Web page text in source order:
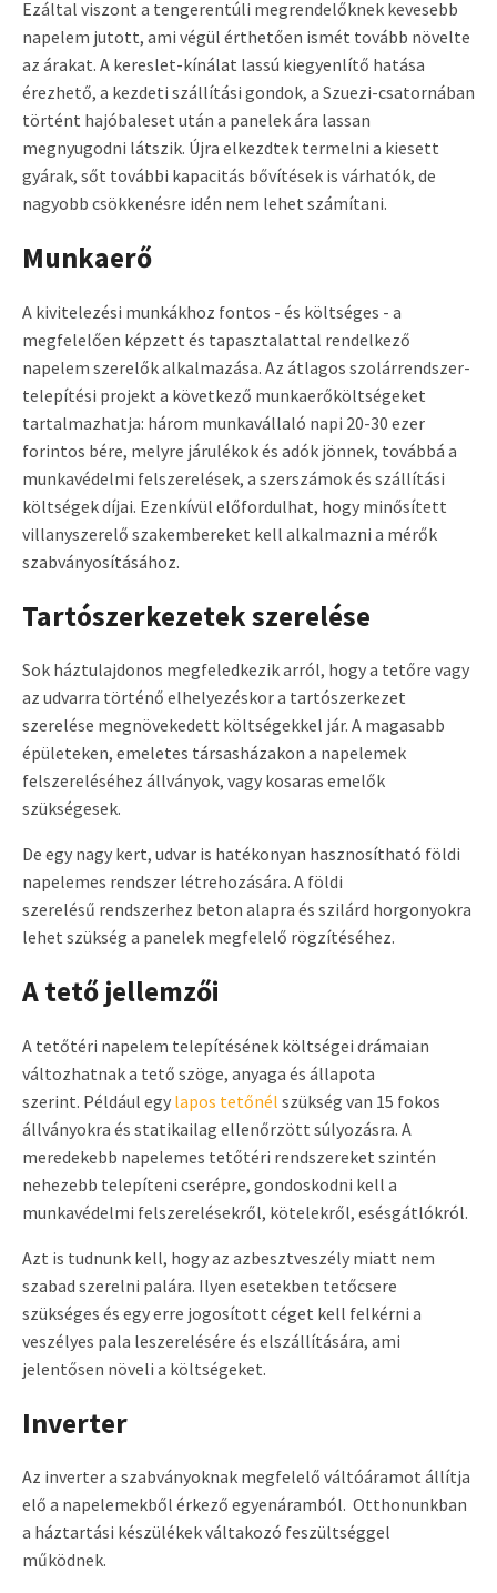
Ezáltal viszont a tengerentúli megrendelőknek kevesebb
napelem jutott, ami végül érthetően ismét tovább növelte
az árakat. A kereslet-kínálat lassú kiegyenlítő hatása
érezhető, a kezdeti szállítási gondok, a Szuezi-csatornában
történt hajóbaleset után a panelek ára lassan
megnyugodni látszik. Újra elkezdtek termelni a kiesett
gyárak, sőt további kapacitás bővítések is várhatók, de
nagyobb csökkenésre idén nem lehet számítani.
Munkaerő
A kivitelezési munkákhoz fontos - és költséges - a
megfelelően képzett és tapasztalattal rendelkező
napelem szerelők alkalmazása. Az átlagos szolárrendszer-
telepítési projekt a következő munkaerőköltségeket
tartalmazhatja: három munkavállaló napi 20-30 ezer
forintos bére, melyre járulékok és adók jönnek, továbbá a
munkavédelmi felszerelések, a szerszámok és szállítási
költségek díjai. Ezenkívül előfordulhat, hogy minősített
villanyszerelő szakembereket kell alkalmazni a mérők
szabványosításához.
Tartószerkezetek szerelése
Sok háztulajdonos megfeledkezik arról, hogy a tetőre vagy
az udvarra történő elhelyezéskor a tartószerkezet
szerelése megnövekedett költségekkel jár. A magasabb
épületeken, emeletes társasházakon a napelemek
felszereléséhez állványok, vagy kosaras emelők
szükségesek.
De egy nagy kert, udvar is hatékonyan hasznosítható földi
napelemes rendszer létrehozására. A földi
szerelésű rendszerhez beton alapra és szilárd horgonyokra
lehet szükség a panelek megfelelő rögzítéséhez.
A tető jellemzői
A tetőtéri napelem telepítésének költségei drámaian
változhatnak a tető szöge, anyaga és állapota
szerint. Például egy lapos tetőnél szükség van 15 fokos
állványokra és statikailag ellenőrzött súlyozásra. A
meredekebb napelemes tetőtéri rendszereket szintén
nehezebb telepíteni cserépre, gondoskodni kell a
munkavédelmi felszerelésekről, kötelekről, esésgátlókról.
Azt is tudnunk kell, hogy az azbesztveszély miatt nem
szabad szerelni palára. Ilyen esetekben tetőcsere
szükséges és egy erre jogosított céget kell felkérni a
veszélyes pala leszerelésére és elszállítására, ami
jelentősen növeli a költségeket.
Inverter
Az inverter a szabványoknak megfelelő váltóáramot állítja
elő a napelemekből érkező egyenáramból. Otthonunkban
a háztartási készülékek váltakozó feszültséggel
működnek.